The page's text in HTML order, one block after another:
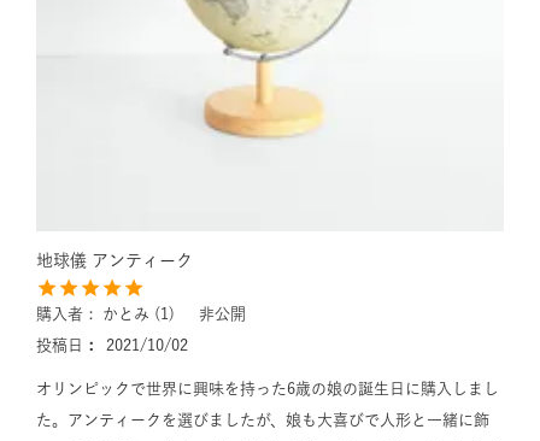
地球儀 アンティーク
購入者 かとみ 1
非公開
投稿日
2021/10/02
オリンピックで世界に興味を持った6歳の娘の誕生日に購入しまし
た。アンティークを選びましたが、娘も大喜びで人形と一緒に飾